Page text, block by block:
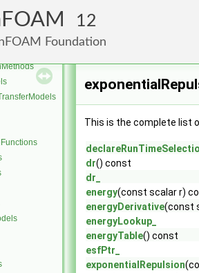
12
Foundation
This is the complete list
dr() const
dr_
energy(const scalar r)
energyDerivative(const
energyLookup_
energyTable() const
esfPtr_
exponentialRepulsion